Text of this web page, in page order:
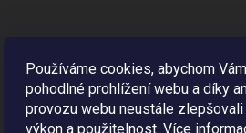
Používáme cookies, abychom
pohodlné prohlížení webu a díky
provozu webu neustále zlepšovali
výkon a použitelnost. Více